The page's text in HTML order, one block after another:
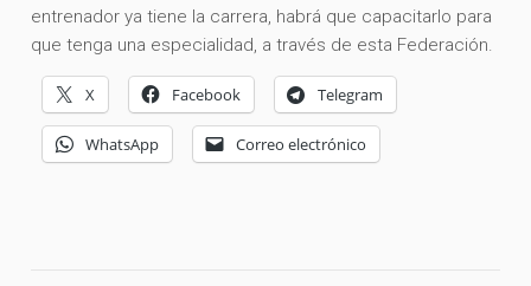
entrenador ya tiene la carrera, habrá que capacitarlo para
que tenga una especialidad, a través de esta Federación.
X Facebook Telegram
WhatsApp Correo electrónico